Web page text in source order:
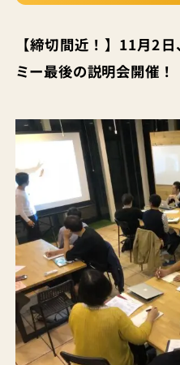
【締切間近！】11月2
ミー最後の説明会開催！